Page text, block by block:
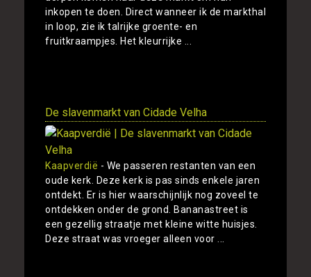
inkopen te doen. Direct wanneer ik de markthal
in loop, zie ik talrijke groente- en
fruitkraampjes. Het kleurrijke ...
De slavenmarkt van Cidade Velha
Kaapverdië - We passeren restanten van een
oude kerk. Deze kerk is pas sinds enkele jaren
ontdekt. Er is hier waarschijnlijk nog zoveel te
ontdekken onder de grond. Bananastreet is
een gezellig straatje met kleine witte huisjes.
Deze straat was vroeger alleen voor ...